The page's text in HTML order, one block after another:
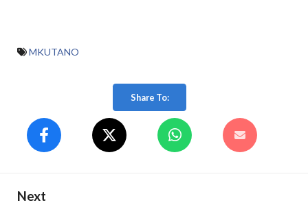
MKUTANO
Share To:
Next